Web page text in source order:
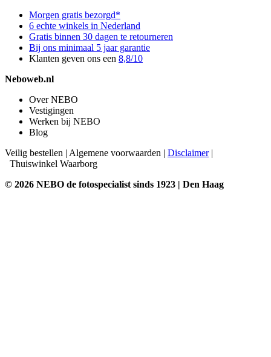
Morgen gratis bezorgd*
6 echte winkels in Nederland
Gratis binnen 30 dagen te retourneren
Bij ons minimaal 5 jaar garantie
Klanten geven ons een 8,8/10
Neboweb.nl
Over NEBO
Vestigingen
Werken bij NEBO
Blog
Veilig bestellen | Algemene voorwaarden | Disclaimer|
Thuiswinkel Waarborg
© 2026 NEBO de fotospecialist sinds 1923 | Den Haag